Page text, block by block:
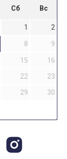
Сб Вс
1
2
8
9
15
16
22
23
29
30